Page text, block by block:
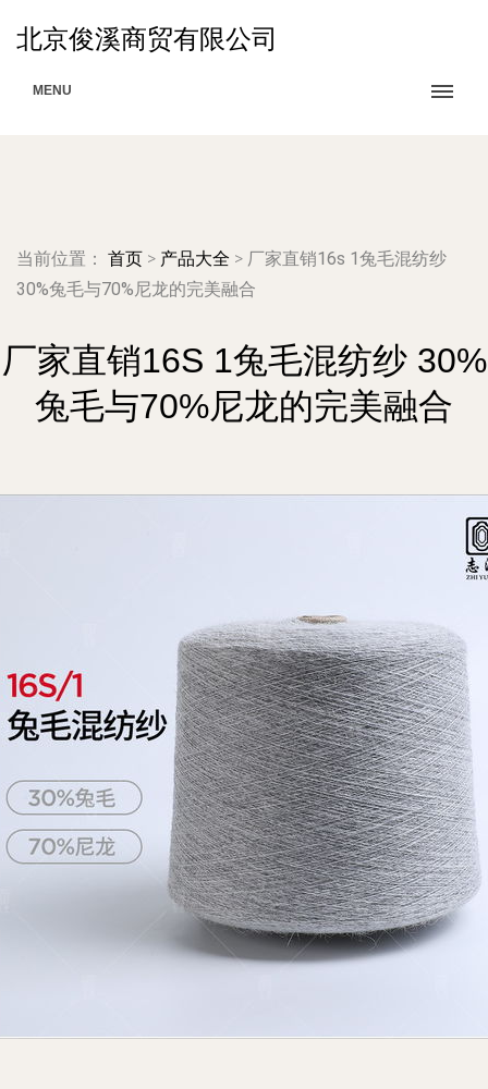
北京俊溪商贸有限公司
MENU
当前位置： 首页 > 产品大全 > 厂家直销16s 1兔毛混纺纱
30%兔毛与70%尼龙的完美融合
厂家直销16S 1兔毛混纺纱 30%
兔毛与70%尼龙的完美融合